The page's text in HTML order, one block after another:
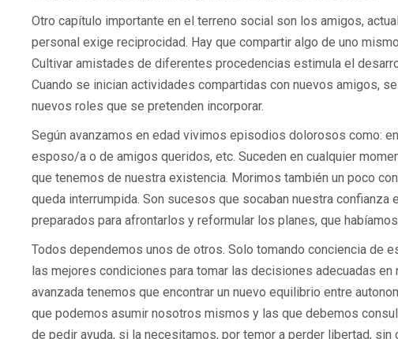
Otro capítulo importante en el terreno social son los amigos,
personal exige reciprocidad. Hay que compartir algo de uno
Cultivar amistades de diferentes procedencias estimula el
Cuando se inician actividades compartidas con nuevos amigos,
nuevos roles que se pretenden incorporar.
Según avanzamos en edad vivimos episodios dolorosos como:
esposo/a o de amigos queridos, etc. Suceden en cualquier
que tenemos de nuestra existencia. Morimos también un poco
queda interrumpida. Son sucesos que socaban nuestra
preparados para afrontarlos y reformular los planes, que
Todos dependemos unos de otros. Solo tomando conciencia de
las mejores condiciones para tomar las decisiones adecuadas
avanzada tenemos que encontrar un nuevo equilibrio entre
que podemos asumir nosotros mismos y las que debemos
de pedir ayuda, si la necesitamos, por temor a perder libertad,